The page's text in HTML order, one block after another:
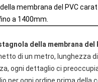
membrana del PVC
a 1400mm.
della membrana del
di un metro, lunghezza
ogni dettaglio ci